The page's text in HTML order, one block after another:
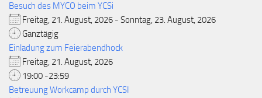
Besuch des MYCO beim YCSi
Freitag, 21. August, 2026 - Sonntag, 23. August, 2026
Ganztägig
Einladung zum Feierabendhock
Freitag, 21. August, 2026
19:00 -23:59
Betreuung Workcamp durch YCSI